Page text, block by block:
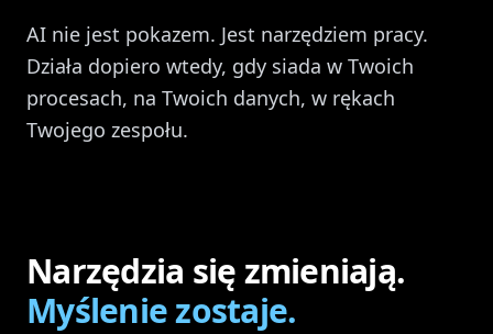
AI nie jest pokazem. Jest narzędziem pracy.
Działa dopiero wtedy, gdy siada w Twoich
procesach, na Twoich danych, w rękach
Twojego zespołu.
Narzędzia się zmieniają.
Myślenie zostaje.